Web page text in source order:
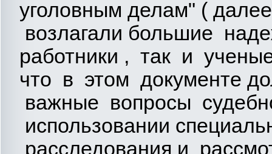
уголовным делам" (
возлагали большие
работники , так и
что в этом документе
важные вопросы
использовании
расследования и